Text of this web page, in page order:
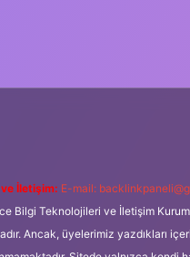
İletişim: E-mail:
Bilgi Teknolojileri ve İletişim
Ancak, üyelerimiz yazdıkları